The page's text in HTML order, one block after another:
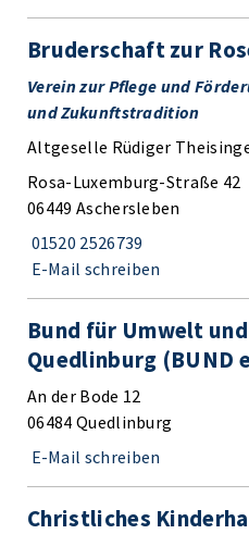
Bruderschaft zur
Verein zur Pflege und
und Zukunftstradition
Altgeselle Rüdiger
Rosa-Luxemburg-Straße 42
06449 Aschersleben
01520 2526739
E-Mail schreiben
Bund für Umwelt
Quedlinburg (BUND
An der Bode 12
06484 Quedlinburg
E-Mail schreiben
Christliches